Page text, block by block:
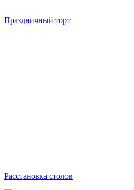
Праздничный торт
Расстановка столов